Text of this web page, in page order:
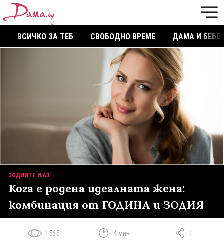
ВСИЧКО ЗА ТЕБ СВОБОДНО ВРЕМЕ ДАМА И БЕБЕ
ЗОДИИТЕ И АЗ
Кога е родена идеалната жена:
комбинация от ГОДИНА и ЗОДИЯ
1565 4 мин 1